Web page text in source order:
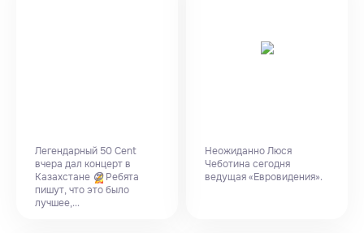
Легендарный 50 Cent
вчера дал концерт в
Казахстане 😍Ребята
пишут, что это было
лучшее,...
Неожиданно Люся
Чеботина сегодня
ведущая «Евровидения».